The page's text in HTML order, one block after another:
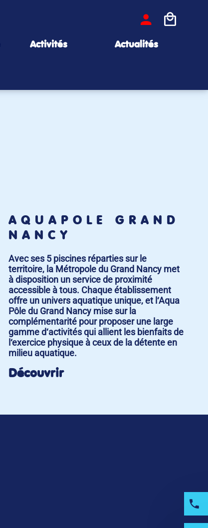
Activités Actualités
AQUAPÔLE GRAND
NANCY
Avec ses 5 piscines réparties sur le
territoire, la Métropole du Grand Nancy met
à disposition un service de proximité
accessible à tous. Chaque établissement
offre un univers aquatique unique, et l‘Aqua
Pôle du Grand Nancy mise sur la
complémentarité pour proposer une large
gamme d‘activités qui allient les bienfaits de
l‘exercice physique à ceux de la détente en
milieu aquatique.
Découvrir